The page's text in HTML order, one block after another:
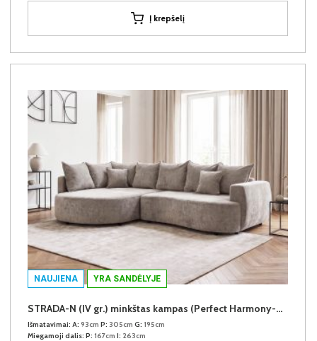
Į krepšelį
NAUJIENA YRA SANDĖLYJE
STRADA-N (IV gr.) minkštas kampas (Perfect Harmony-04) K
Išmatavimai: A: 93cm P: 305cm G: 195cm
Miegamoji dalis: P: 167cm I: 263cm